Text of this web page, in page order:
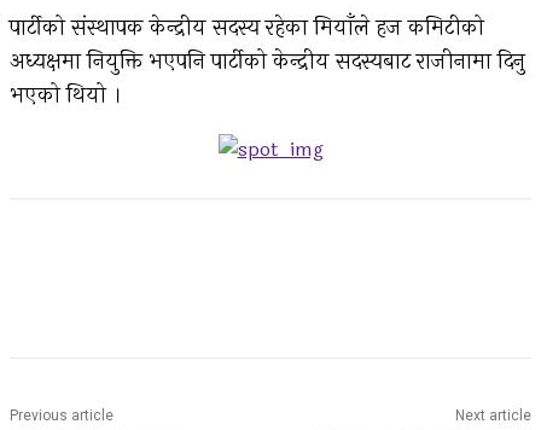
पार्टीको संस्थापक केन्द्रीय सदस्य रहेका मियाँले हज कमिटीको
अध्यक्षमा नियुक्ति भएपनि पार्टीको केन्द्रीय सदस्यबाट राजीनामा दिनु
भएको थियो ।
Previous article Next article